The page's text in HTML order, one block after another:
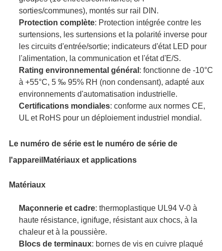
sorties/communes), montés sur rail DIN.
Protection complète: Protection intégrée contre les
surtensions, les surtensions et la polarité inverse pour
les circuits d'entrée/sortie; indicateurs d'état LED pour
l'alimentation, la communication et l'état d'E/S.
Rating environnemental général : fonctionne de -10°C
à +55°C, 5 ‰ 95% RH (non condensant), adapté aux
environnements d'automatisation industrielle.
Certifications mondiales: conforme aux normes CE,
UL et RoHS pour un déploiement industriel mondial.
Le numéro de série est le numéro de série de
l'appareil Matériaux et applications
Matériaux
Maçonnerie et cadre: thermoplastique UL94 V-0 à
haute résistance, ignifuge, résistant aux chocs, à la
chaleur et à la poussière.
Blocs de terminaux: bornes de vis en cuivre plaqué